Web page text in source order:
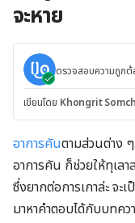
จะหาย
ตรวจสอบความถูก
เขียนโดย Khongrit
อาการคันตามส่วนต่าง
อาการคัน ก็ช่วยให้ทุเล
ซึ่งยากต่อการเกาล่ะ จะ
มาหาคำตอบได้กับบท